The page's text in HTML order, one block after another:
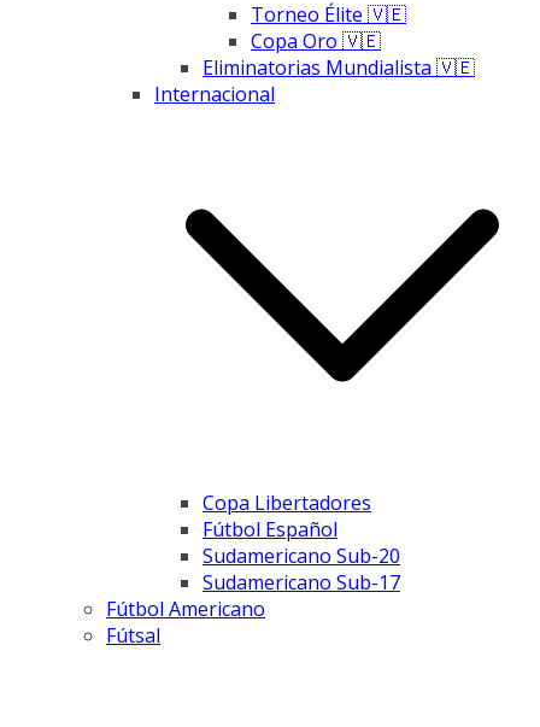
Torneo Élite 🇻🇪
Copa Oro 🇻🇪
Eliminatorias Mundialista 🇻🇪
Internacional
Copa Libertadores
Fútbol Español
Sudamericano Sub-20
Sudamericano Sub-17
Fútbol Americano
Fútsal